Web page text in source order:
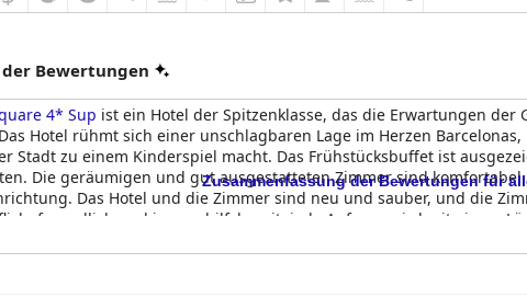
Bewertungen
4* Sup ist ein Hotel der Spitzenklasse, das die Erwartungen
Hotel rühmt sich einer unschlagbaren Lage im Herzen
Stadt zu einem Kinderspiel macht. Das Frühstücksbuffet ist
Die geräumigen und gut ausgestatteten Zimmer sind
Das Hotel und die Zimmer sind neu und sauber, und die
freundlich und immer hilfsbereit, jede Anfrage wird mit einem
ist bequem und haustierfreundlich. Die Betten sind sehr bequem,
Hotel mit außergewöhnlichen Dienstleistungen,
Zusammenfassung der Bewertungen für